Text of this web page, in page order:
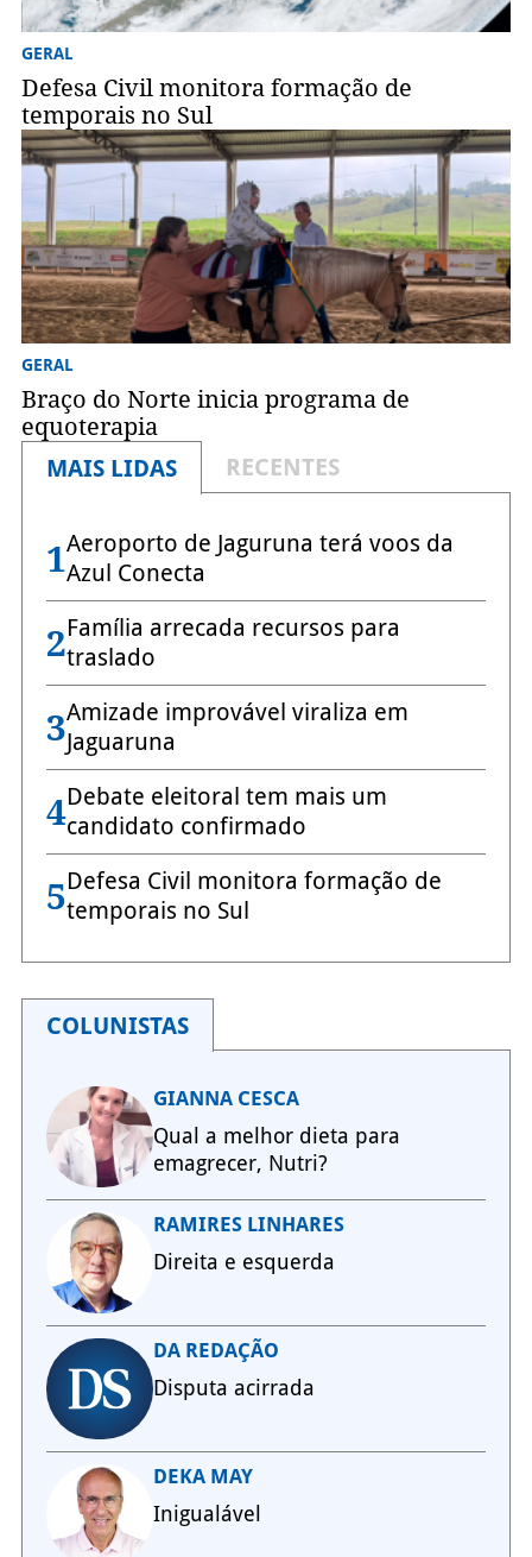
GERAL
Defesa Civil monitora formação de
temporais no Sul
GERAL
Braço do Norte inicia programa de
equoterapia
MAIS LIDAS
RECENTES
1Aeroporto de Jaguruna terá voos da
Azul Conecta
2Família arrecada recursos para
traslado
3Amizade improvável viraliza em
Jaguaruna
4Debate eleitoral tem mais um
candidato confirmado
5Defesa Civil monitora formação de
temporais no Sul
COLUNISTAS
GIANNA CESCA
Qual a melhor dieta para
emagrecer, Nutri?
RAMIRES LINHARES
Direita e esquerda
DA REDAÇÃO
Disputa acirrada
DEKA MAY
Inigualável